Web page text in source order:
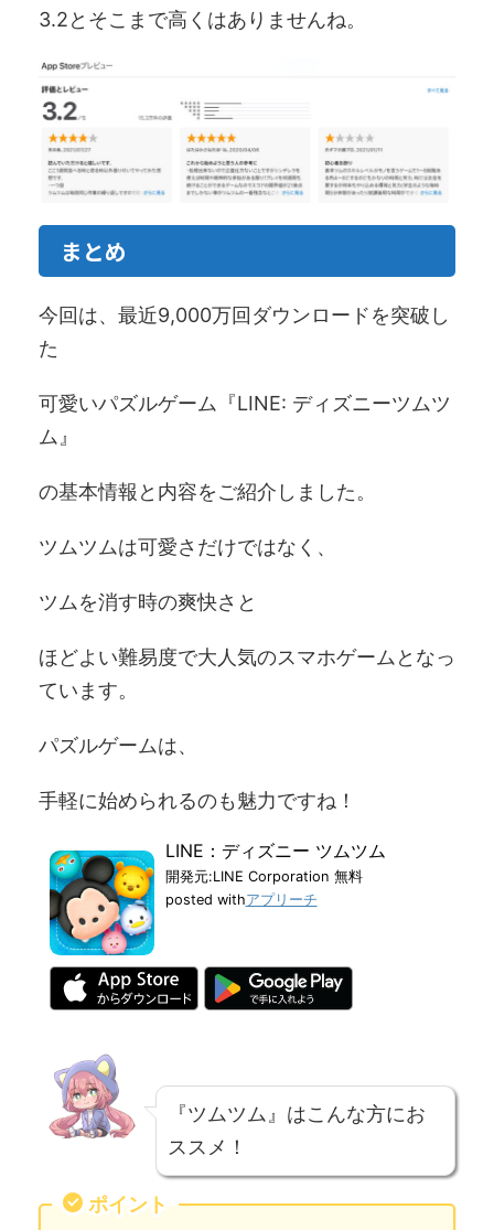
3.2とそこまで高くはありませんね。
まとめ
今回は、最近9,000万回ダウンロードを突破し
た
可愛いパズルゲーム『LINE: ディズニーツムツ
ム』
の基本情報と内容をご紹介しました。
ツムツムは可愛さだけではなく、
ツムを消す時の爽快さと
ほどよい難易度で大人気のスマホゲームとなっ
ています。
パズルゲームは、
手軽に始められるのも魅力ですね！
LINE：ディズニー ツムツム
開発元:LINE Corporation 無料
posted withアプリーチ
『ツムツム』はこんな方にお
ススメ！
ポイント